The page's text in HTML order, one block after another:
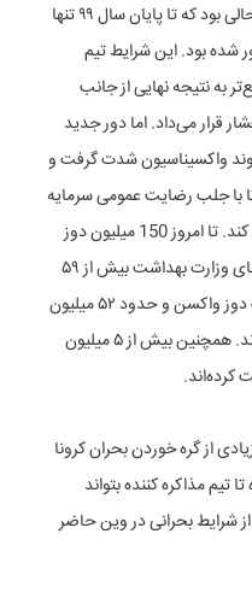
مطالبه عمومی تبدیل کرده بود. این درحالی بود که تا پایان سال ۹۹ تنها
شده بود. این شرایط تیم
به نتیجه نهایی از جانب
قرار می‌داد. اما دور جدید
واکسیناسیون شدت گرفت و
با جلب رضایت عمومی سرمایه
اجتماعی آسیب‌دیده نهاد دولت را احیا کند. تا امروز 150 میلیون دوز
واکسن وارد کشور شده و مطابق آمارهای وزارت بهداشت بیش از ۵۹
میلیون نفر از جمعیت ایران حداقل یک دوز واکسن و حدود ۵۲ میلیون
نفر نیز دو دوز واکسن را دریافت کرده‌اند. همچنین بیش از ۵ میلیون
کرده‌اند.
از گره خوردن بحران کرونا
مذاکره کننده بتواند
بحرانی در وین حاضر